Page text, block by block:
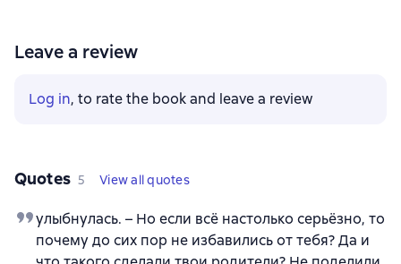
Leave a review
Log in, to rate the book and leave a review
Quotes 5 View all quotes
улыбнулась. – Но если всё настолько серьёзно, то
почему до сих пор не избавились от тебя? Да и